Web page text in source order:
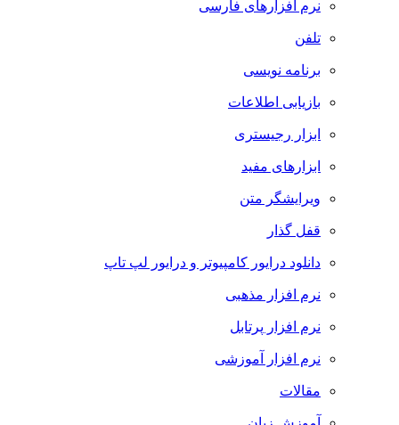
نرم افزارهای فارسی
تلفن
برنامه نویسی
بازیابی اطلاعات
ابزار رجیستری
ابزارهای مفید
ویرایشگر متن
قفل گذار
دانلود درایور کامپیوتر و درایور لپ تاپ
نرم افزار مذهبی
نرم افزار پرتابل
نرم افزار آموزشی
مقالات